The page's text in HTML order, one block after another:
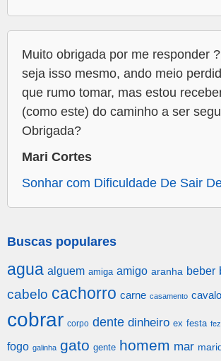
Muito obrigada por me responder
seja isso mesmo, ando meio
que rumo tomar, mas estou
(como este) do caminho a ser
Obrigada?
Mari Cortes
Sonhar com Dificuldade De Sair
Buscas populares
agua alguem amiga amigo aranha beber
cabelo cachorro carne casamento cavalo
cobrar corpo dente dinheiro ex festa fez
fogo galinha gato gente homem mar